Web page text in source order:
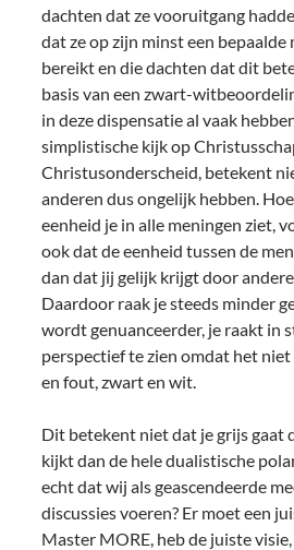
dachten dat ze vooruitgang
dat ze op zijn minst een
bereikt en die dachten dat dit
basis van een zwart-
in deze dispensatie al vaak
simplistische kijk op
Christusonderscheid, betekent
anderen dus ongelijk hebben.
eenheid je in alle meningen ziet,
ook dat de eenheid tussen de
dan dat jij gelijk krijgt door
Daardoor raak je steeds minder
wordt genuanceerder, je raakt in
perspectief te zien omdat het
en fout, zwart en wit.
Dit betekent niet dat je grijs gaat
kijkt dan de hele dualistische
echt dat wij als geascendeerde
discussies voeren? Er moet een
Master MORE, heb de juiste